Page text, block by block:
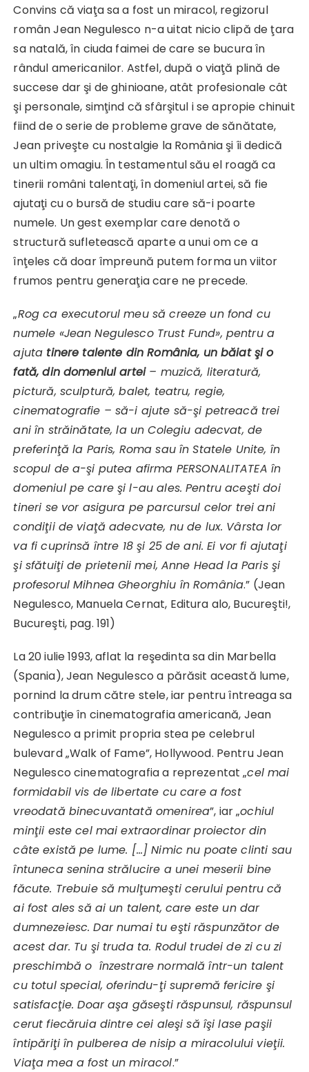
Convins că viaţa sa a fost un miracol, regizorul
român Jean Negulesco n-a uitat nicio clipă de ţara
sa natală, în ciuda faimei de care se bucura în
rândul americanilor. Astfel, după o viaţă plină de
succese dar şi de ghinioane, atât profesionale cât
şi personale, simţind că sfârşitul i se apropie chinuit
fiind de o serie de probleme grave de sănătate,
Jean priveşte cu nostalgie la România şi îi dedică
un ultim omagiu. În testamentul său el roagă ca
tinerii români talentaţi, în domeniul artei, să fie
ajutaţi cu o bursă de studiu care să-i poarte
numele. Un gest exemplar care denotă o
structură sufletească aparte a unui om ce a
înţeles că doar împreună putem forma un viitor
frumos pentru generaţia care ne precede.
„Rog ca executorul meu să creeze un fond cu
numele «Jean Negulesco Trust Fund», pentru a
ajuta tinere talente din România, un băiat şi o
fată, din domeniul artei– muzică, literatură,
pictură, sculptură, balet, teatru, regie,
cinematografie – să-i ajute să-şi petreacă trei
ani în străinătate, la un Colegiu adecvat, de
preferinţă la Paris, Roma sau în Statele Unite, în
scopul de a-şi putea afirma PERSONALITATEA în
domeniul pe care şi l-au ales. Pentru aceşti doi
tineri se vor asigura pe parcursul celor trei ani
condiţii de viaţă adecvate, nu de lux. Vârsta lor
va fi cuprinsă între 18 şi 25 de ani. Ei vor fi ajutaţi
şi sfătuiţi de prietenii mei, Anne Head la Paris şi
profesorul Mihnea Gheorghiu în România.” (Jean
Negulesco, Manuela Cernat, Editura alo, Bucureşti!,
Bucureşti, pag. 191)
La 20 iulie 1993, aflat la reşedinta sa din Marbella
(Spania), Jean Negulesco a părăsit această lume,
pornind la drum către stele, iar pentru întreaga sa
contribuţie în cinematografia americană, Jean
Negulesco a primit propria stea pe celebrul
bulevard „Walk of Fame”, Hollywood. Pentru Jean
Negulesco cinematografia a reprezentat „cel mai
formidabil vis de libertate cu care a fost
vreodată binecuvantată omenirea”, iar „ochiul
minţii este cel mai extraordinar proiector din
câte există pe lume. […] Nimic nu poate clinti sau
întuneca senina strălucire a unei meserii bine
făcute. Trebuie să mulţumeşti cerului pentru că
ai fost ales să ai un talent, care este un dar
dumnezeiesc. Dar numai tu eşti răspunzător de
acest dar. Tu şi truda ta. Rodul trudei de zi cu zi
preschimbă o înzestrare normală într-un talent
cu totul special, oferindu-ţi supremă fericire şi
satisfacţie. Doar aşa găseşti răspunsul, răspunsul
cerut fiecăruia dintre cei aleşi să îşi lase paşii
întipăriţi în pulberea de nisip a miracolului vieţii.
Viaţa mea a fost un miracol.”